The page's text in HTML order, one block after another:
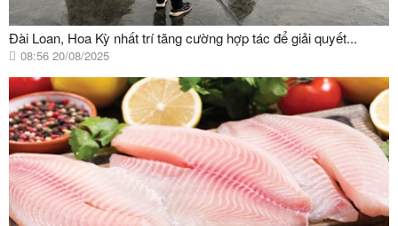
Đài Loan, Hoa Kỳ nhất trí tăng cường hợp tác để giải quyết...
08:56 20/08/2025